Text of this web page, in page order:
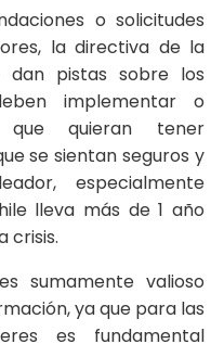
o solicitudes
la directiva de la
dan pistas sobre los
implementar o
quieran tener
se sientan seguros y
especialmente
lleva más de 1 año
crisis.
sumamente valioso
ya que para las
es fundamental